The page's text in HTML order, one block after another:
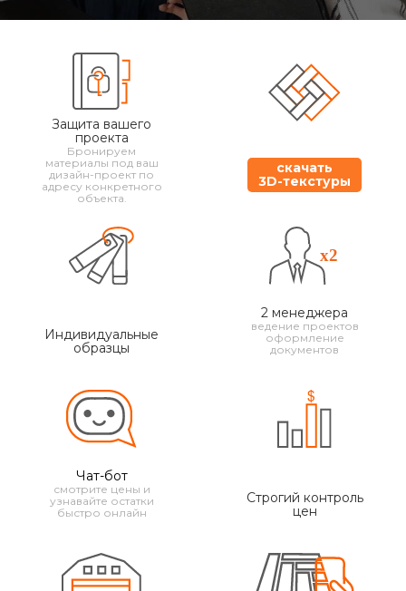
Защита вашего
проекта
Бронируем
материалы под ваш
дизайн-проект по
адресу конкретного
объекта.
скачать
3D-текстуры
Индивидуальные
образцы
2 менеджера
ведение проектов
оформление
документов
Чат-бот
смотрите цены и
узнавайте остатки
быстро онлайн
Строгий контроль
цен